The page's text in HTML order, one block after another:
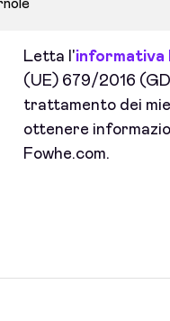
Letta l'informativa
(UE) 679/2016
trattamento dei
ottenere
Fowhe.com.